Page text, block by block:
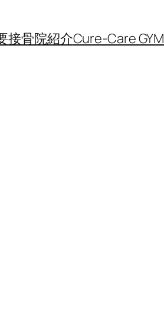
接骨院紹介Cure-Care GYM